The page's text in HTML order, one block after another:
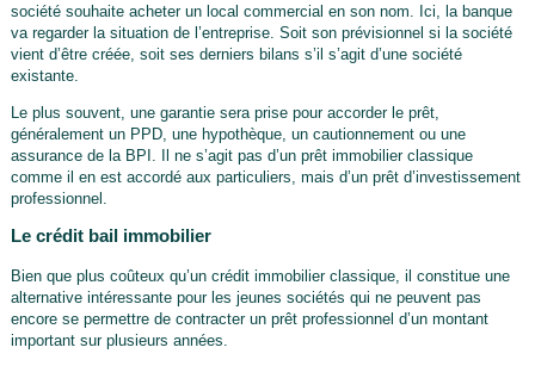
société souhaite acheter un local commercial en son nom. Ici, la banque
va regarder la situation de l’entreprise. Soit son prévisionnel si la société
vient d’être créée, soit ses derniers bilans s’il s’agit d’une société
existante.
Le plus souvent, une garantie sera prise pour accorder le prêt,
généralement un PPD, une hypothèque, un cautionnement ou une
assurance de la BPI. Il ne s’agit pas d’un prêt immobilier classique
comme il en est accordé aux particuliers, mais d’un prêt d’investissement
professionnel.
Le crédit bail immobilier
Bien que plus coûteux qu’un crédit immobilier classique, il constitue une
alternative intéressante pour les jeunes sociétés qui ne peuvent pas
encore se permettre de contracter un prêt professionnel d’un montant
important sur plusieurs années.